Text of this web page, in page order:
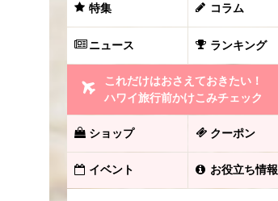
特集 コラム
ニュース ランキング
これだけはおさえておきたい！
ハワイ旅行前かけこみチェック
ショップ クーポン
イベント お役立ち情報